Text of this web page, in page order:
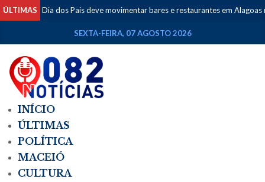
ÚLTIMAS
Dia dos Pais deve movimentar bares e restaurantes em Alagoas neste fim
SEXTA-FEIRA, 07 AGOSTO 2026
INÍCIO
ÚLTIMAS
POLÍTICA
MACEIÓ
CULTURA